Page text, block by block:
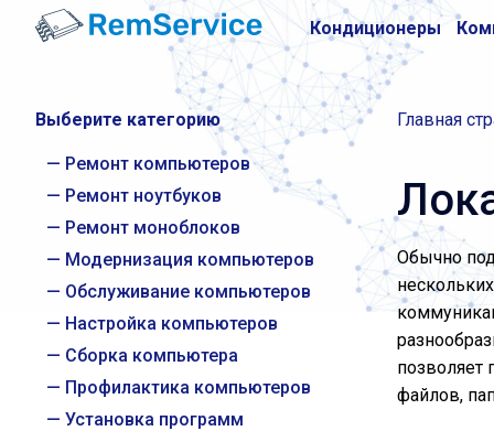
Кондиционеры
Выберите категорию
Ремонт компьютеров
Ремонт ноутбуков
Ремонт моноблоков
Модернизация компьютеров
Обслуживание компьютеров
Настройка компьютеров
Сборка компьютера
Профилактика компьютеров
Установка программ
Главная
Обычно
позволяет
файлов,